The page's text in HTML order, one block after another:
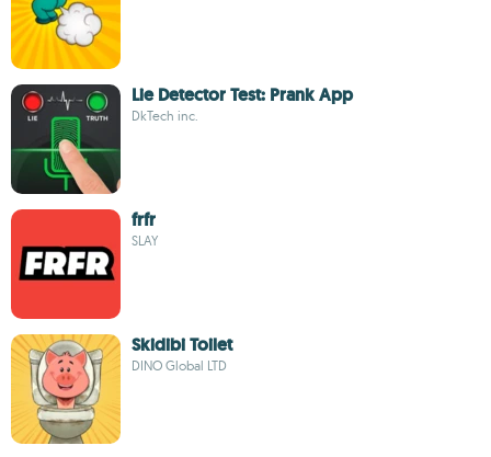
Lie Detector Test: Prank App
DkTech inc.
frfr
SLAY
Skidibi Toilet
DINO Global LTD